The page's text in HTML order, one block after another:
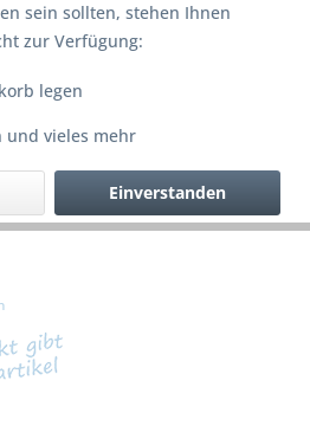
nicht mehr produziert
mehr lieferbar!
sein sollten, stehen Ihnen
zur Verfügung:
legen
vieles mehr
Einverstanden